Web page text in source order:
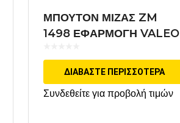
ΜΠΟΥΤΟΝ ΜΙΖΑΣ ZM
1498 ΕΦΑΡΜΟΓΗ VALEO
ΔΙΑΒΆΣΤΕ ΠΕΡΙΣΣΌΤΕΡΑ
Συνδεθείτε για προβολή τιμών